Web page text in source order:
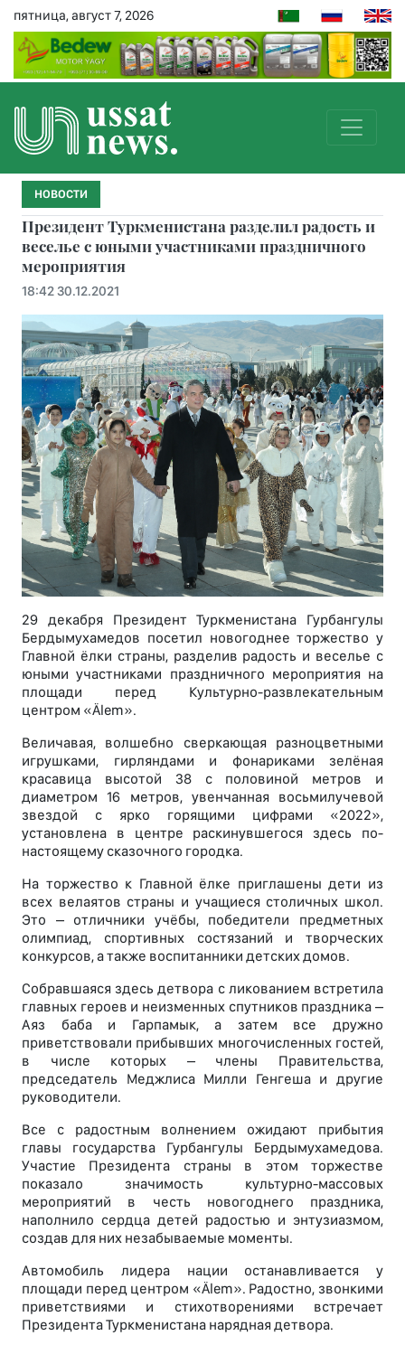
пятница, август 7, 2026
НОВОСТИ
Президент Туркменистана разделил радость и
веселье с юными участниками праздничного
мероприятия
18:42 30.12.2021
29 декабря Президент Туркменистана Гурбангулы
Бердымухамедов посетил новогоднее торжество у
Главной ёлки страны, разделив радость и веселье с
юными участниками праздничного мероприятия на
площади перед Культурно-развлекательным
центром «Älem».
Величавая, волшебно сверкающая разноцветными
игрушками, гирляндами и фонариками зелёная
красавица высотой 38 с половиной метров и
диаметром 16 метров, увенчанная восьмилучевой
звездой с ярко горящими цифрами «2022»,
установлена в центре раскинувшегося здесь по-
настоящему сказочного городка.
На торжество к Главной ёлке приглашены дети из
всех велаятов страны и учащиеся столичных школ.
Это – отличники учёбы, победители предметных
олимпиад, спортивных состязаний и творческих
конкурсов, а также воспитанники детских домов.
Собравшаяся здесь детвора с ликованием встретила
главных героев и неизменных спутников праздника –
Аяз баба и Гарпамык, а затем все дружно
приветствовали прибывших многочисленных гостей,
в числе которых – члены Правительства,
председатель Меджлиса Милли Генгеша и другие
руководители.
Все с радостным волнением ожидают прибытия
главы государства Гурбангулы Бердымухамедова.
Участие Президента страны в этом торжестве
показало значимость культурно-массовых
мероприятий в честь новогоднего праздника,
наполнило сердца детей радостью и энтузиазмом,
создав для них незабываемые моменты.
Автомобиль лидера нации останавливается у
площади перед центром «Älem». Радостно, звонкими
приветствиями и стихотворениями встречает
Президента Туркменистана нарядная детвора.